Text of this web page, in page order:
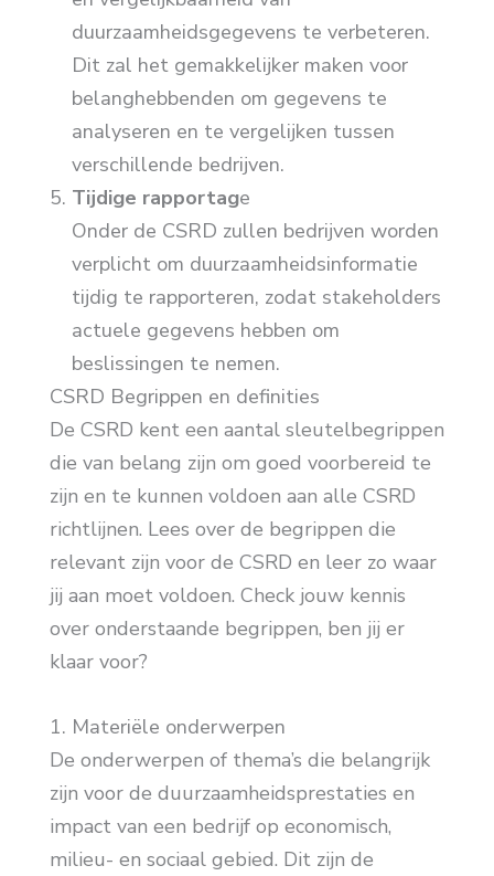
duurzaamheidsgegevens te verbeteren.
Dit zal het gemakkelijker maken voor
belanghebbenden om gegevens te
analyseren en te vergelijken tussen
verschillende bedrijven.
Tijdige rapportage
Onder de CSRD zullen bedrijven worden
verplicht om duurzaamheidsinformatie
tijdig te rapporteren, zodat stakeholders
actuele gegevens hebben om
beslissingen te nemen.
CSRD Begrippen en definities
De CSRD kent een aantal sleutelbegrippen
die van belang zijn om goed voorbereid te
zijn en te kunnen voldoen aan alle CSRD
richtlijnen. Lees over de begrippen die
relevant zijn voor de CSRD en leer zo waar
jij aan moet voldoen. Check jouw kennis
over onderstaande begrippen, ben jij er
klaar voor?
1. Materiële onderwerpen
De onderwerpen of thema’s die belangrijk
zijn voor de duurzaamheidsprestaties en
impact van een bedrijf op economisch,
milieu- en sociaal gebied. Dit zijn de